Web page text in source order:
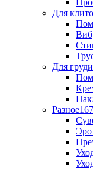
Для
Для груди
Разное